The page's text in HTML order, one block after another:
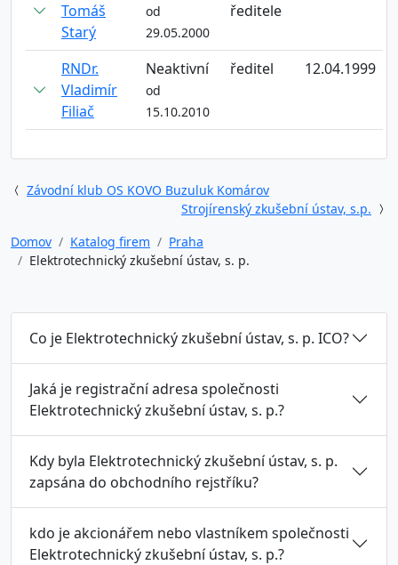
Tomáš
Starý
od
29.05.2000
ředitele
RNDr.
Vladimír
Filiač
Neaktivní
od
15.10.2010
ředitel 12.04.1999
Závodní klub OS KOVO Buzuluk Komárov
Strojírenský zkušební ústav, s.p.
Domov
Katalog firem
Praha
Elektrotechnický zkušební ústav, s. p.
Co je Elektrotechnický zkušební ústav, s. p. ICO?
Jaká je registrační adresa společnosti
Elektrotechnický zkušební ústav, s. p.?
Kdy byla Elektrotechnický zkušební ústav, s. p.
zapsána do obchodního rejstříku?
kdo je akcionářem nebo vlastníkem společnosti
Elektrotechnický zkušební ústav, s. p.?